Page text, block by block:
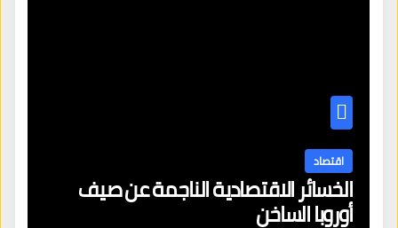
اقتصاد
الخسائر الاقتصادية الناجمة عن صيف
أوروبا الساخن